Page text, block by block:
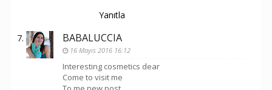
Yanıtla
BABALUCCIA
16 Mayıs 2016 16:12
Interesting cosmetics dear
Come to visit me